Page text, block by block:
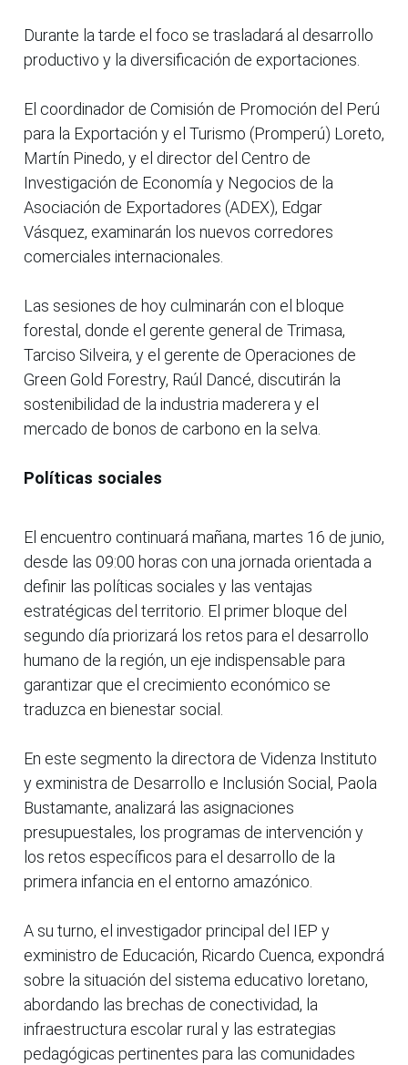
Durante la tarde el foco se trasladará al desarrollo
productivo y la diversificación de exportaciones.
El coordinador de Comisión de Promoción del Perú
para la Exportación y el Turismo (Promperú) Loreto,
Martín Pinedo, y el director del Centro de
Investigación de Economía y Negocios de la
Asociación de Exportadores (ADEX), Edgar
Vásquez, examinarán los nuevos corredores
comerciales internacionales.
Las sesiones de hoy culminarán con el bloque
forestal, donde el gerente general de Trimasa,
Tarciso Silveira, y el gerente de Operaciones de
Green Gold Forestry, Raúl Dancé, discutirán la
sostenibilidad de la industria maderera y el
mercado de bonos de carbono en la selva.
Políticas sociales
El encuentro continuará mañana, martes 16 de junio,
desde las 09:00 horas con una jornada orientada a
definir las políticas sociales y las ventajas
estratégicas del territorio. El primer bloque del
segundo día priorizará los retos para el desarrollo
humano de la región, un eje indispensable para
garantizar que el crecimiento económico se
traduzca en bienestar social.
En este segmento la directora de Videnza Instituto
y exministra de Desarrollo e Inclusión Social, Paola
Bustamante, analizará las asignaciones
presupuestales, los programas de intervención y
los retos específicos para el desarrollo de la
primera infancia en el entorno amazónico.
A su turno, el investigador principal del IEP y
exministro de Educación, Ricardo Cuenca, expondrá
sobre la situación del sistema educativo loretano,
abordando las brechas de conectividad, la
infraestructura escolar rural y las estrategias
pedagógicas pertinentes para las comunidades